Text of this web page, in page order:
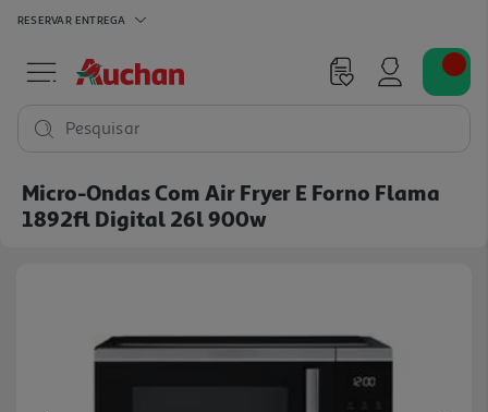
RESERVAR ENTREGA
Pesquisar
Micro-Ondas Com Air Fryer E Forno Flama
1892fl Digital 26l 900w